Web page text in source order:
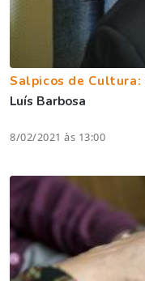
Salpicos de Cultura:
Luís Barbosa
8/02/2021 às 13:00